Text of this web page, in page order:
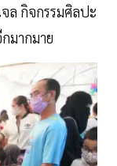
ล กิจกรรมศิลปะ
มากมาย